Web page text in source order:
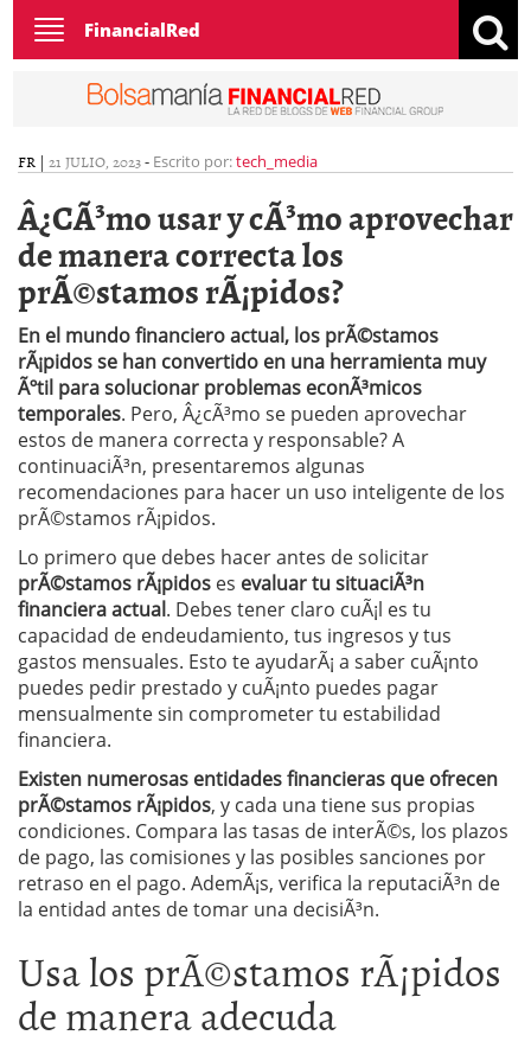
Toggle
navigation
FinancialRed
FR | 21 JULIO, 2023- Escrito por:tech_media
Â¿CÃ³mo usar y cÃ³mo aprovechar
de manera correcta los
prÃ©stamos rÃ¡pidos?
En el mundo financiero actual, los prÃ©stamos
rÃ¡pidos se han convertido en una herramienta muy
Ãºtil para solucionar problemas econÃ³micos
temporales. Pero, Â¿cÃ³mo se pueden aprovechar
estos de manera correcta y responsable? A
continuaciÃ³n, presentaremos algunas
recomendaciones para hacer un uso inteligente de los
prÃ©stamos rÃ¡pidos.
Lo primero que debes hacer antes de solicitar
prÃ©stamos rÃ¡pidos es evaluar tu situaciÃ³n
financiera actual. Debes tener claro cuÃ¡l es tu
capacidad de endeudamiento, tus ingresos y tus
gastos mensuales. Esto te ayudarÃ¡ a saber cuÃ¡nto
puedes pedir prestado y cuÃ¡nto puedes pagar
mensualmente sin comprometer tu estabilidad
financiera.
Existen numerosas entidades financieras que ofrecen
prÃ©stamos rÃ¡pidos, y cada una tiene sus propias
condiciones. Compara las tasas de interÃ©s, los plazos
de pago, las comisiones y las posibles sanciones por
retraso en el pago. AdemÃ¡s, verifica la reputaciÃ³n de
la entidad antes de tomar una decisiÃ³n.
Usa los prÃ©stamos rÃ¡pidos
de manera adecuda